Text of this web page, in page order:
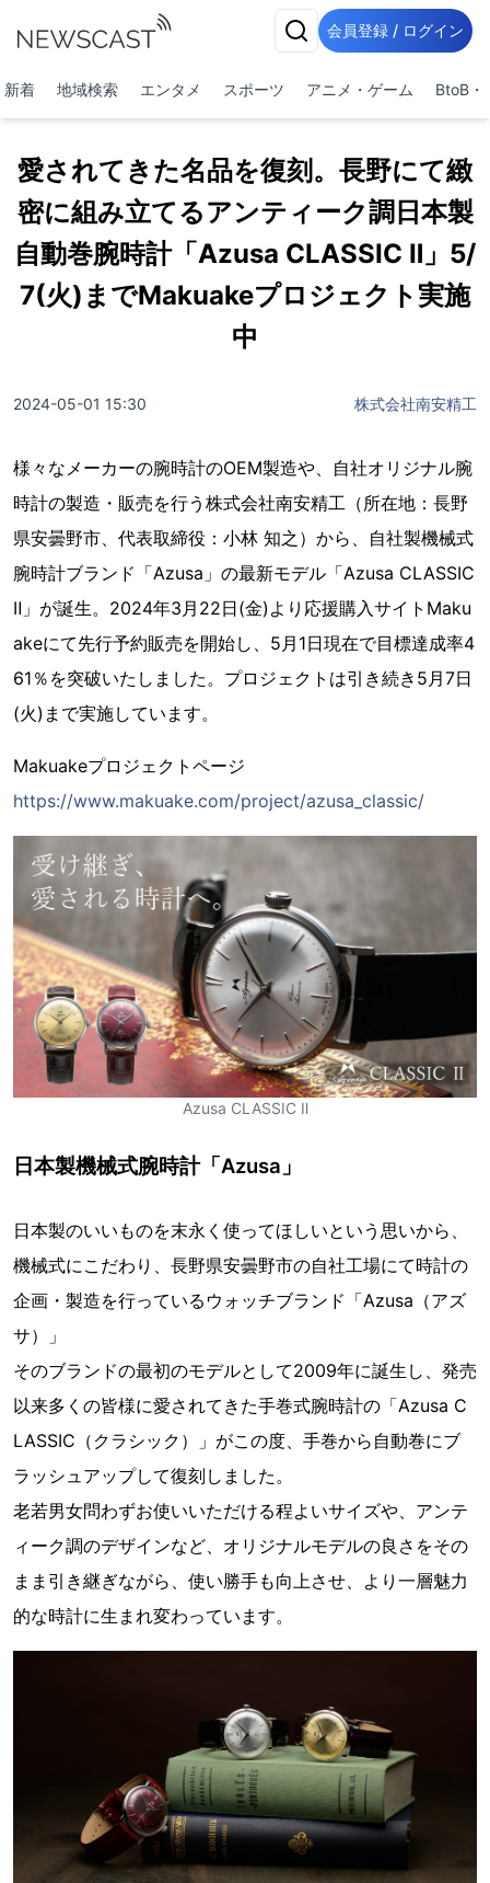
会員登録 / ログイン
新着 地域検索 エンタメ スポーツ アニメ・ゲーム BtoB・
愛されてきた名品を復刻。長野にて緻
密に組み立てるアンティーク調日本製
自動巻腕時計「Azusa CLASSIC Ⅱ」5/
7(火)までMakuakeプロジェクト実施
中
2024-05-01 15:30 株式会社南安精工
様々なメーカーの腕時計のOEM製造や、自社オリジナル腕
時計の製造・販売を行う株式会社南安精工（所在地：長野
県安曇野市、代表取締役：小林 知之）から、自社製機械式
腕時計ブランド「Azusa」の最新モデル「Azusa CLASSIC
Ⅱ」が誕生。2024年3月22日(金)より応援購入サイトMaku
akeにて先行予約販売を開始し、5月1日現在で目標達成率4
61％を突破いたしました。プロジェクトは引き続き5月7日
(火)まで実施しています。
Makuakeプロジェクトページ
https://www.makuake.com/project/azusa_classic/
Azusa CLASSIC Ⅱ
日本製機械式腕時計「Azusa」
日本製のいいものを末永く使ってほしいという思いから、
機械式にこだわり、長野県安曇野市の自社工場にて時計の
企画・製造を行っているウォッチブランド「Azusa（アズ
サ）」
そのブランドの最初のモデルとして2009年に誕生し、発売
以来多くの皆様に愛されてきた手巻式腕時計の「Azusa C
LASSIC（クラシック）」がこの度、手巻から自動巻にブ
ラッシュアップして復刻しました。
老若男女問わずお使いいただける程よいサイズや、アンテ
ィーク調のデザインなど、オリジナルモデルの良さをその
まま引き継ぎながら、使い勝手も向上させ、より一層魅力
的な時計に生まれ変わっています。